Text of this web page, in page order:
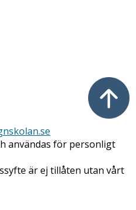
användas för personligt
är ej tillåten utan vårt